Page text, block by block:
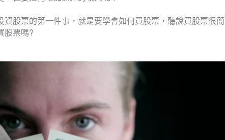
股票的第一件事，就是要學會如何買股票，聽說買股票很簡
股票嗎?